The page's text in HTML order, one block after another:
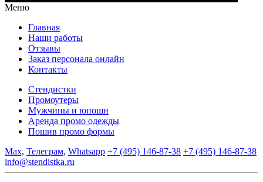
Меню
Главная
Наши работы
Отзывы
Заказ персонала онлайн
Контакты
Стендистки
Промоутеры
Мужчины и юноши
Аренда промо одежды
Пошив промо формы
Max, Телеграм, Whatsapp +7 (495) 146-87-38 +7 (495) 146-87-38
info@stendistka.ru